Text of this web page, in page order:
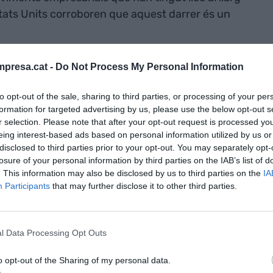
- Do Not Process My Personal Information
opt-out of the sale, sharing to third parties, or processing of your
for targeted advertising by us, please use the below opt-out
selection. Please note that after your opt-out request is processed
interest-based ads based on personal information utilized by us
to third parties prior to your opt-out. You may separately
of your personal information by third parties on the IAB’s list of
This information may also be disclosed by us to third parties on the
Participants that may further disclose it to other third parties.
Data Processing Opt Outs
opt-out of the Sharing of my personal data.
Units corroboren que aquest darrer és un
Puig, en un laberint de poder entre
i Nova York
component intercontinental en una fusió, cal
de l’operació en si mateixa. Tal com
Failure Trap(La trampa de les fusions i
casos diferents, en el darrer mig segle la